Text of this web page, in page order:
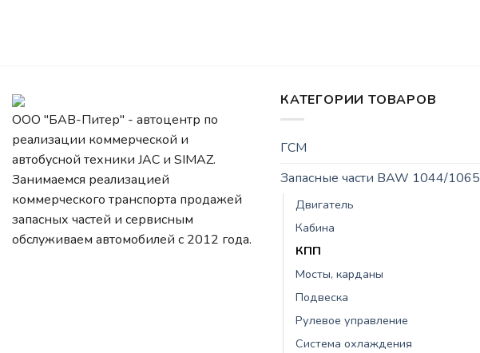
ООО "БАВ-Питер" - автоцентр по
реализации коммерческой и
автобусной техники JAC и SIMAZ.
Занимаемся реализацией
коммерческого транспорта продажей
запасных частей и сервисным
обслуживаем автомобилей c 2012 года.
КАТЕГОРИИ ТОВАРОВ
ГСМ
Запасные части BAW 1044/1065
Двигатель
Кабина
КПП
Мосты, карданы
Подвеска
Рулевое управление
Система охлаждения